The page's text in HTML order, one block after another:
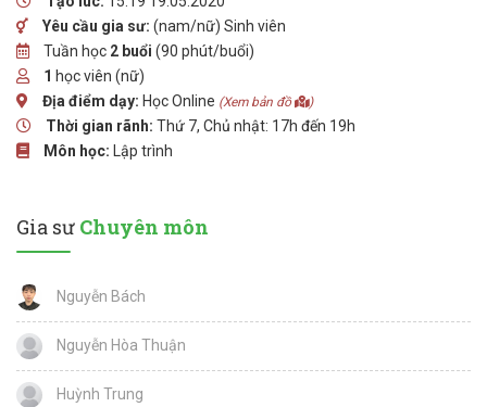
Yêu cầu gia sư: (nam/nữ) Sinh viên
Tuần học 2 buổi (90 phút/buổi)
1 học viên (nữ)
Địa điểm dạy: Học Online (Xem bản đồ )
Thời gian rãnh: Thứ 7, Chủ nhật: 17h đến 19h
Môn học: Lập trình
Gia sư Chuyên môn
Nguyễn Bách
Nguyễn Hòa Thuận
Huỳnh Trung